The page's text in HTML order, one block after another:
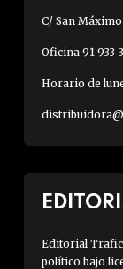
C/ San
Oficina 91 933
Horario de
Editorial
político bajo